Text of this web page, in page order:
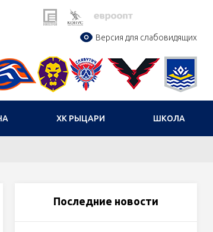
Версия для слабовидящих
ХК РЫЦАРИ ШКОЛА
Последние новости